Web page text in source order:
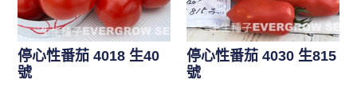
停心性番茄 4018 生40
號
停心性番茄 4030 生815
號